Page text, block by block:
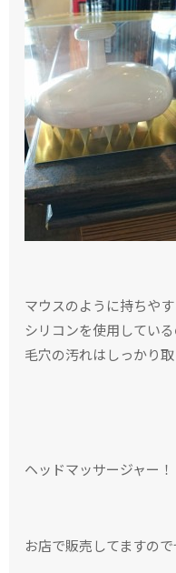
マウスのように持ちや
シリコンを使用してい
毛穴の汚れはしっかり
ヘッドマッサージャー！
お店で販売してますので